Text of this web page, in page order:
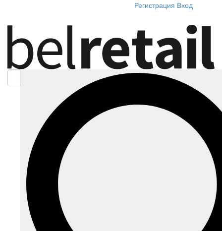
Регистрация Вход